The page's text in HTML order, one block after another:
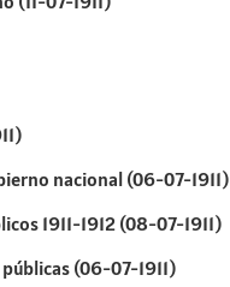
nacional (06-07-1911)
1911-1912 (08-07-1911)
(06-07-1911)